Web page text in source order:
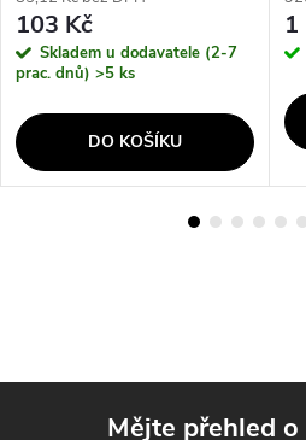
103 Kč
Skladem u dodavatele (2-7
prac. dnů) >5 ks
DO KOŠÍKU
1
Mějte přehled